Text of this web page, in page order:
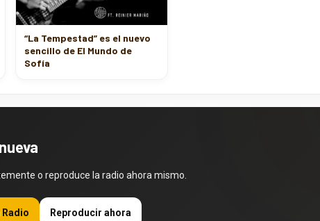
“La Tempestad” es el nuevo
sencillo de El Mundo de
Sofía
o reproduce la radio ahora mismo.
Reproducir ahora